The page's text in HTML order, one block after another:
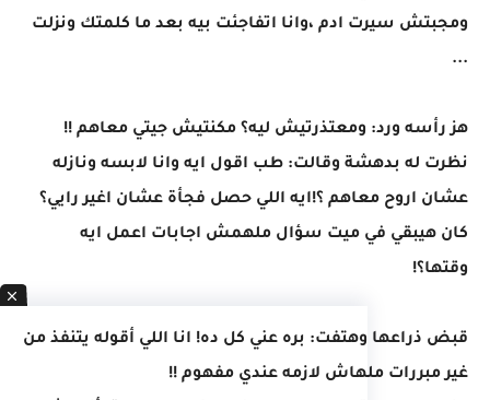
ومجبتش سيرت ادم ،وانا اتفاجئت بيه بعد ما كلمتك ونزلت
...
هز رأسه ورد: ومعتذرتيش ليه؟ مكنتيش جيتي معاهم !!
نظرت له بدهشة وقالت: طب اقول ايه وانا لابسه ونازله
عشان اروح معاهم ؟!ايه اللي حصل فجأة عشان اغير رايي؟
كان هيبقي في ميت سؤال ملهمش اجابات اعمل ايه
وقتها؟!
قبض ذراعها وهتفت: بره عني كل ده! انا اللي أقوله يتنفذ من
غير مبررات ملهاش لازمه عندي مفهوم !!